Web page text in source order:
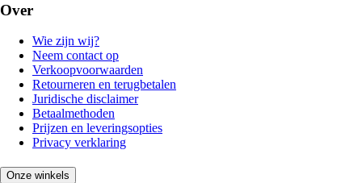
Over
Wie zijn wij?
Neem contact op
Verkoopvoorwaarden
Retourneren en terugbetalen
Juridische disclaimer
Betaalmethoden
Prijzen en leveringsopties
Privacy verklaring
Onze winkels